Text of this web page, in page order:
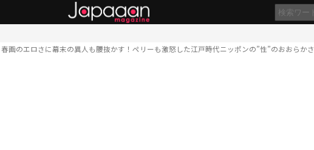
春画のエロさに幕末の異人も腰抜かす！ペリーも激怒した江戸時代ニッポンの”性”のおおらかさ